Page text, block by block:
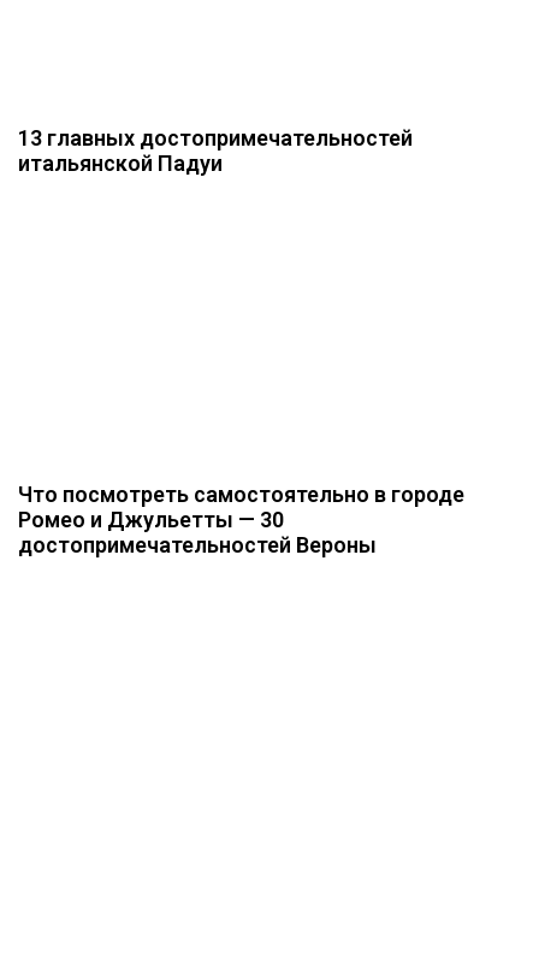
13 главных достопримечательностей
итальянской Падуи
Что посмотреть самостоятельно в городе
Ромео и Джульетты — 30
достопримечательностей Вероны